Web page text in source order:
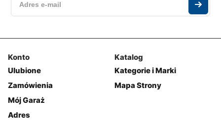
Konto
Ulubione
Zamówienia
Mój Garaż
Adres
Katalog
Kategorie i Marki
Mapa Strony